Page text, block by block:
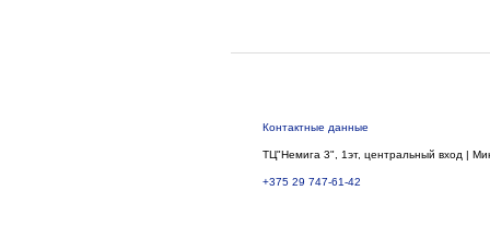
Контактные данные
ТЦ"Немига 3", 1эт, центральный вход |
+375 29 747-61-42